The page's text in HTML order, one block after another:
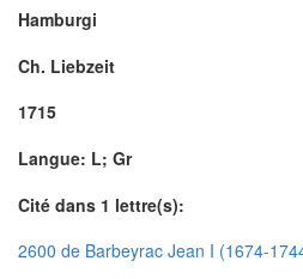
Hamburgi
Ch. Liebzeit
1715
Langue: L; Gr
Cité dans 1 lettre(s):
2600 de Barbeyrac Jean I (1674-